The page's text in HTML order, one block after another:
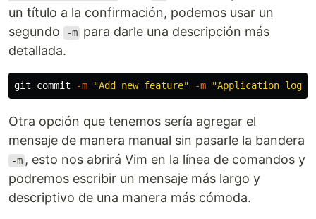
un título a la confirmación, podemos usar un
segundo
-m para darle una descripción más
detallada.
git commit -m "Add new feature" -m "Application login
Otra opción que tenemos sería agregar el
mensaje de manera manual sin pasarle la bandera
-m , esto nos abrirá Vim en la línea de comandos y
podremos escribir un mensaje más largo y
descriptivo de una manera más cómoda.